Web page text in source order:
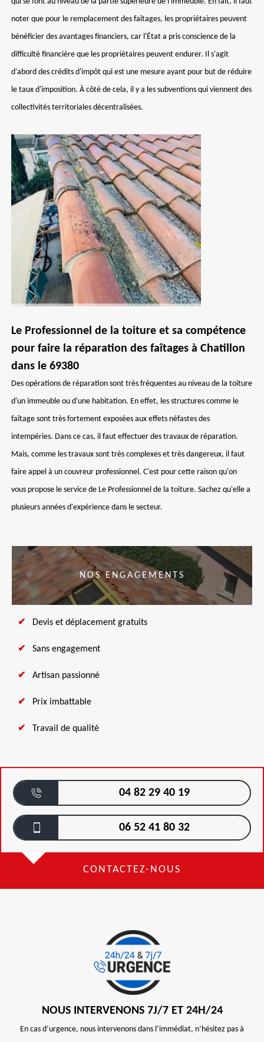
noter que pour le remplacement des faîtages, les propriétaires peuvent
bénéficier des avantages financiers, car l'État a pris conscience de la
difficulté financière que les propriétaires peuvent endurer. Il s'agit
d'abord des crédits d'impôt qui est une mesure ayant pour but de réduire
le taux d'imposition. À côté de cela, il y a les subventions qui viennent des
collectivités territoriales décentralisées.
Le Professionnel de la toiture et sa compétence
pour faire la réparation des faîtages à Chatillon
dans le 69380
Des opérations de réparation sont très fréquentes au niveau de la toiture
d'un immeuble ou d'une habitation. En effet, les structures comme le
faîtage sont très fortement exposées aux effets néfastes des
intempéries. Dans ce cas, il faut effectuer des travaux de réparation.
Mais, comme les travaux sont très complexes et très dangereux, il faut
faire appel à un couvreur professionnel. C'est pour cette raison qu'on
vous propose le service de Le Professionnel de la toiture. Sachez qu'elle a
plusieurs années d'expérience dans le secteur.
NOS ENGAGEMENTS
Devis et déplacement gratuits
Sans engagement
Artisan passionné
Prix imbattable
Travail de qualité
04 82 29 40 19
06 52 41 80 32
CONTACTEZ-NOUS
NOUS INTERVENONS 7J/7 ET 24H/24
En cas d’urgence, nous intervenons dans l’immédiat, n’hésitez pas à